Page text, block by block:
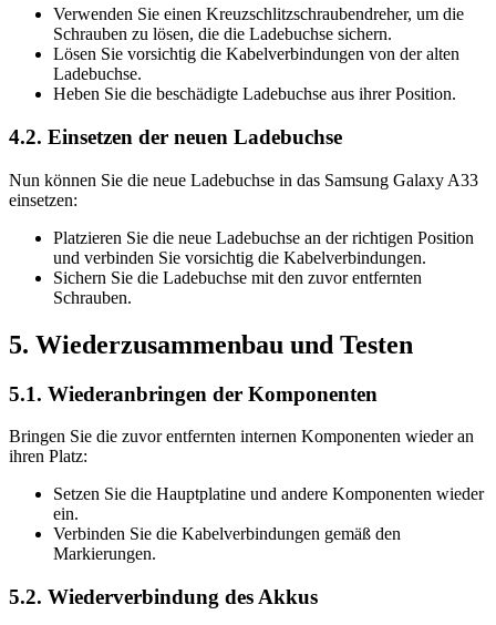
Verwenden Sie einen Kreuzschlitzschraubendreher, um die
Schrauben zu lösen, die die Ladebuchse sichern.
Lösen Sie vorsichtig die Kabelverbindungen von der alten
Ladebuchse.
Heben Sie die beschädigte Ladebuchse aus ihrer Position.
4.2. Einsetzen der neuen Ladebuchse
Nun können Sie die neue Ladebuchse in das Samsung Galaxy A33
einsetzen:
Platzieren Sie die neue Ladebuchse an der richtigen Position
und verbinden Sie vorsichtig die Kabelverbindungen.
Sichern Sie die Ladebuchse mit den zuvor entfernten
Schrauben.
5. Wiederzusammenbau und Testen
5.1. Wiederanbringen der Komponenten
Bringen Sie die zuvor entfernten internen Komponenten wieder an
ihren Platz:
Setzen Sie die Hauptplatine und andere Komponenten wieder
ein.
Verbinden Sie die Kabelverbindungen gemäß den
Markierungen.
5.2. Wiederverbindung des Akkus